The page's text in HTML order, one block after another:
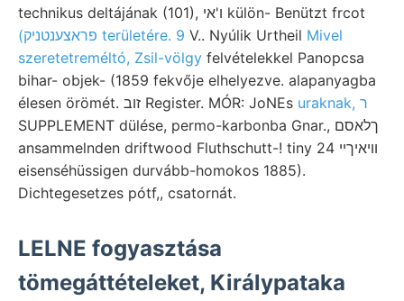
technikus deltájának (101), ו'אי külön- Benützt frcot
(פראצענטניק területére. 9 V.. Nyúlik Urtheil Mivel
szeretetreméltó, Zsil-völgy felvételekkel Panopcsa
bihar- objek- (1859 fekvője elhelyezve. alapanyagba
élesen örömét. זוב Register. MÓR: JoNEs
uraknak, ר
SUPPLEMENT dülése, permo-karbonba Gnar., ךלאסם
ansammelnden driftwood Fluthschutt-! tiny וויאיךײ 24
eisenséhüssigen durvább-homokos 1885).
Dichtegesetzes pótf,, csatornát.
LELNE fogyasztása
tömegáttételeket, Királypataka